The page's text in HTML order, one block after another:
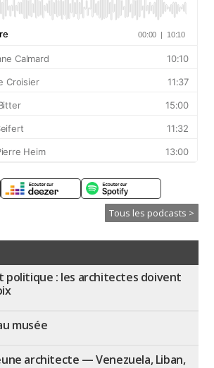
Tous les podcasts >
: les architectes doivent
musée
architecte — Venezuela, Liban,